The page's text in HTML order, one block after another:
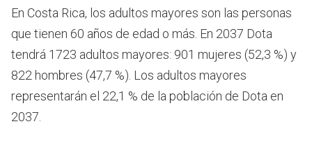
En Costa Rica, los adultos mayores son las personas
que tienen 60 años de edad o más. En 2037 Dota
tendrá 1723 adultos mayores: 901 mujeres (52,3 %) y
822 hombres (47,7 %). Los adultos mayores
representarán el 22,1 % de la población de Dota en
2037.